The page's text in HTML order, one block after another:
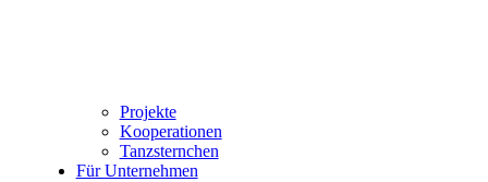
Projekte
Kooperationen
Tanzsternchen
Für Unternehmen